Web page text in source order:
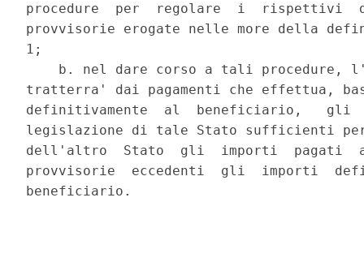
procedure  per  regolare  i  rispettivi
provvisorie erogate nelle more della
1;
b. nel dare corso a tali procedure,
tratterra' dai pagamenti che
definitivamente  al  beneficiario,   gli
legislazione di tale Stato sufficienti
dell'altro  Stato  gli  importi  pagati
provvisorie  eccedenti  gli  importi